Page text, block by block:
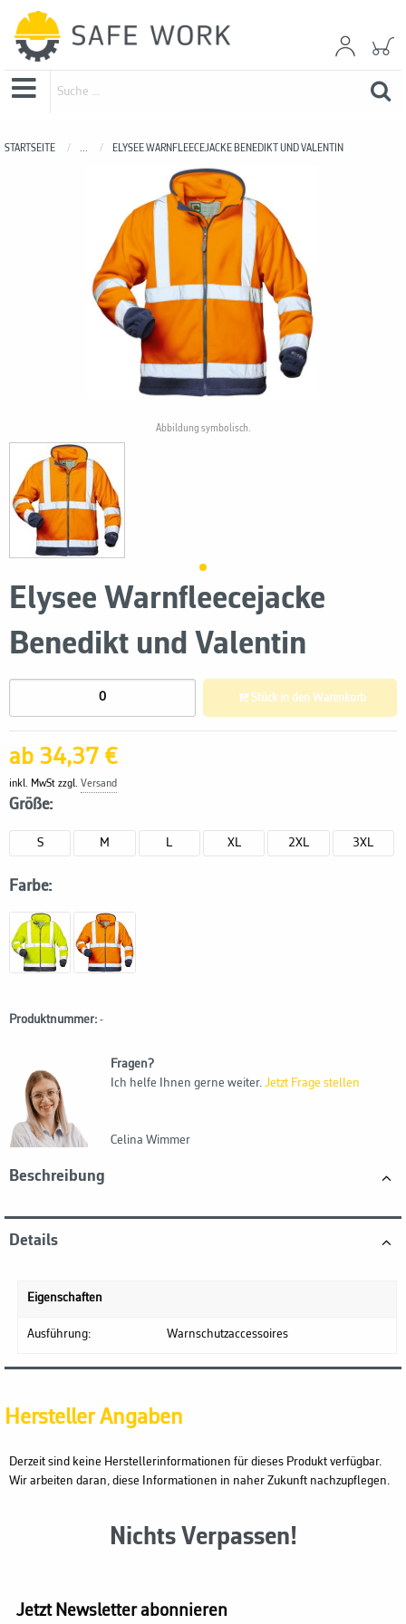
STARTSEITE ... ELYSEE WARNFLEECEJACKE BENEDIKT UND VALENTIN
Elysee Warnfleecejacke
Benedikt und Valentin
Abbildung symbolisch.
ab 34,37 €
inkl. MwSt zzgl. Versand
Größe:
S M L XL 2XL 3XL
Farbe:
Stück in den Warenkorb
Produktnummer: -
Fragen?
Ich helfe Ihnen gerne weiter. Jetzt Frage stellen
Celina Wimmer
Beschreibung
Details
Eigenschaften
Ausführung: Warnschutzaccessoires
Hersteller Angaben
Derzeit sind keine Herstellerinformationen für dieses Produkt verfügbar.
Wir arbeiten daran, diese Informationen in naher Zukunft nachzupflegen.
Nichts Verpassen!
Jetzt Newsletter abonnieren